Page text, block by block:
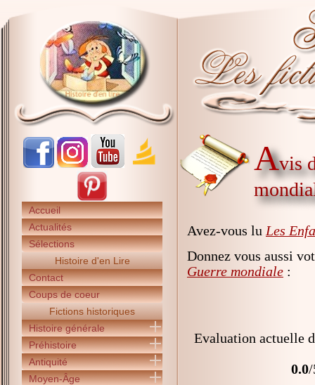
Accueil
Actualités
Sélections
Histoire d'en Lire
Contact
Coups de coeur
Fictions historiques
Histoire générale
Préhistoire
Antiquité
Moyen-Âge
Avis
Avez-vous lu Les
Donnez vous aussi
Guerre mondiale :
Evaluation actuelle
0.0/